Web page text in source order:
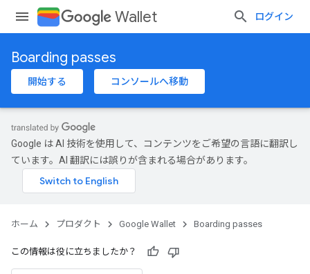
Wallet ログイン
Boarding passes
開始する コンソールへ移動
Google は AI 技術を使用して、コンテンツをご希望の言語に翻訳し
ています。AI 翻訳には誤りが含まれる場合があります。
ホーム プロダクト Google Wallet Boarding passes
この情報は役に立ちましたか？